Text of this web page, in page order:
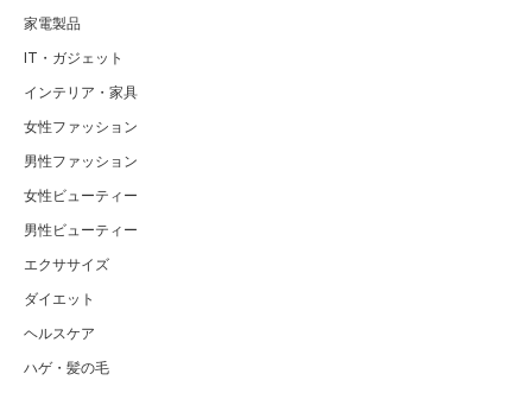
家電製品
IT・ガジェット
インテリア・家具
女性ファッション
男性ファッション
女性ビューティー
男性ビューティー
エクササイズ
ダイエット
ヘルスケア
ハゲ・髪の毛